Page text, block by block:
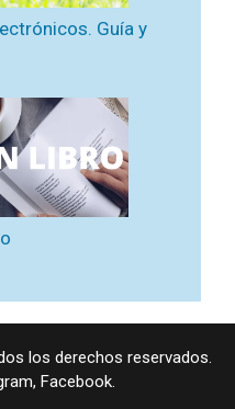
Guía y
los derechos reservados.
, Facebook.